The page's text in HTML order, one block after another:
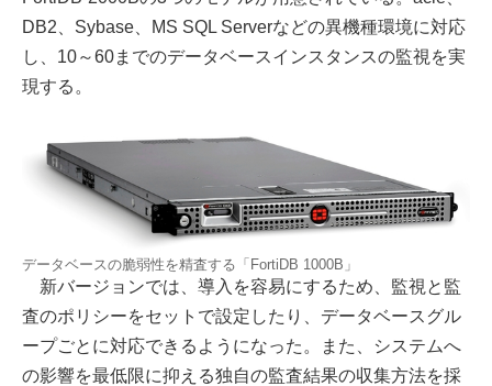
DB2、Sybase、MS SQL Serverなどの異機種環境に対応
し、10～60までのデータベースインスタンスの監視を実
現する。
データベースの脆弱性を精査する「FortiDB 1000B」
新バージョンでは、導入を容易にするため、監視と監
査のポリシーをセットで設定したり、データベースグル
ープごとに対応できるようになった。また、システムへ
の影響を最低限に抑える独自の監査結果の収集方法を採